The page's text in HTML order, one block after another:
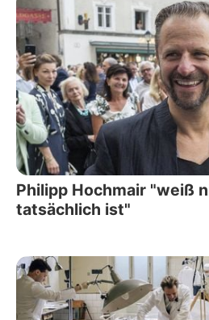
Philipp Hochmair "weiß
tatsächlich ist"